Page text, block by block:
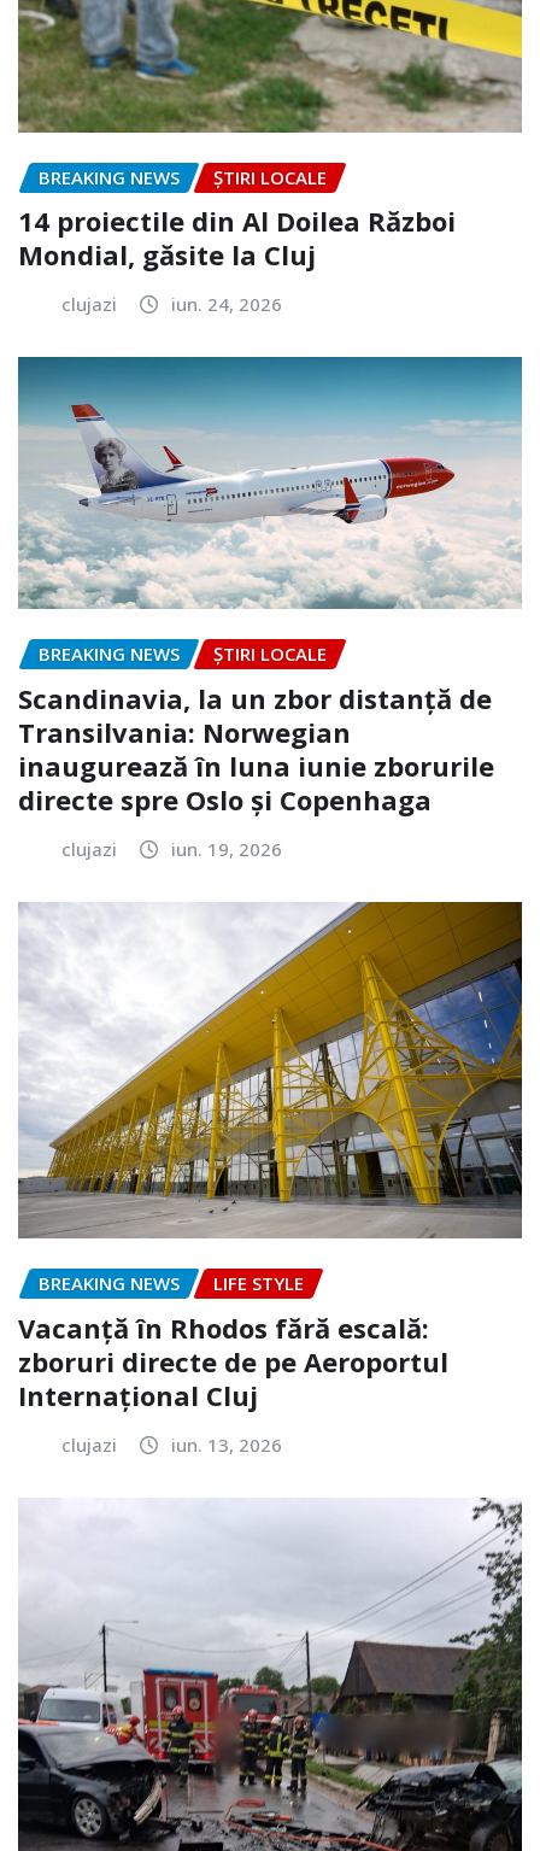
BREAKING NEWS ȘTIRI LOCALE
14 proiectile din Al Doilea Război
Mondial, găsite la Cluj
clujazi iun. 24, 2026
BREAKING NEWS ȘTIRI LOCALE
Scandinavia, la un zbor distanță de
Transilvania: Norwegian
inaugurează în luna iunie zborurile
directe spre Oslo și Copenhaga
clujazi iun. 19, 2026
BREAKING NEWS LIFE STYLE
Vacanță în Rhodos fără escală:
zboruri directe de pe Aeroportul
Internațional Cluj
clujazi iun. 13, 2026